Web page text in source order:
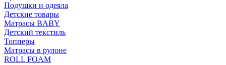
Подушки и одеяла
Детские товары
Матрасы BABY
Детский текстиль
Топперы
Матрасы в рулоне
ROLL FOAM